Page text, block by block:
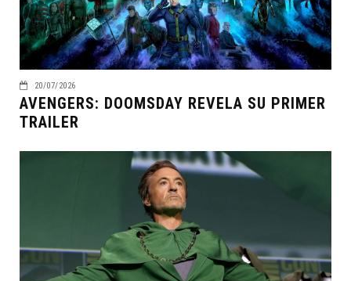
20/07/2026
AVENGERS: DOOMSDAY REVELA SU PRIMER
TRAILER